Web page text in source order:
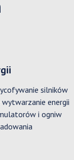
silników
energii
i ogniw